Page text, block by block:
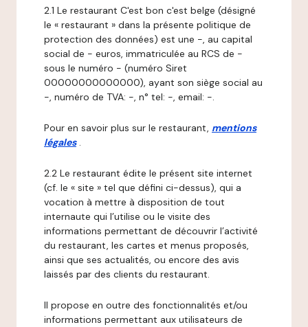
2.1 Le restaurant C'est bon c'est belge (désigné
le « restaurant » dans la présente politique de
protection des données) est une -, au capital
social de - euros, immatriculée au RCS de -
sous le numéro - (numéro Siret
00000000000000), ayant son siège social au
-, numéro de TVA: -, n° tel: -, email: -.
Pour en savoir plus sur le restaurant, mentions
légales .
2.2 Le restaurant édite le présent site internet
(cf. le « site » tel que défini ci-dessus), qui a
vocation à mettre à disposition de tout
internaute qui l’utilise ou le visite des
informations permettant de découvrir l’activité
du restaurant, les cartes et menus proposés,
ainsi que ses actualités, ou encore des avis
laissés par des clients du restaurant.
Il propose en outre des fonctionnalités et/ou
informations permettant aux utilisateurs de